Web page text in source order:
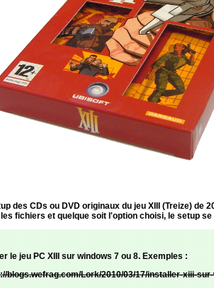
des CDs ou DVD originaux du jeu XIII (Treize) de
fichiers et quelque soit l'option choisi, le setup
le jeu PC XIII sur windows 7 ou 8. Exemples :
blogs.wefrag.com/Lork/2010/03/17/installer-xiii-